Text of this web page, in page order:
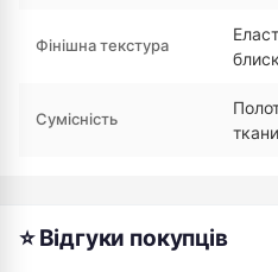
Фінішна текстура
Сумісність
⭐ Відгуки покупців